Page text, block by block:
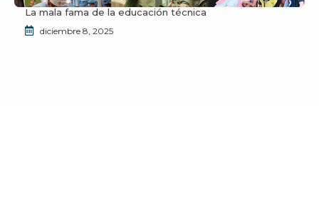
La mala fama de la educación técnica
diciembre 8, 2025